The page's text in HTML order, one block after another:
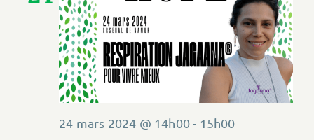
24 mars 2024 @ 14h00- 15h00